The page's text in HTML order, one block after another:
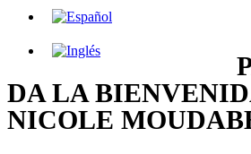
DA LA
NICOLE